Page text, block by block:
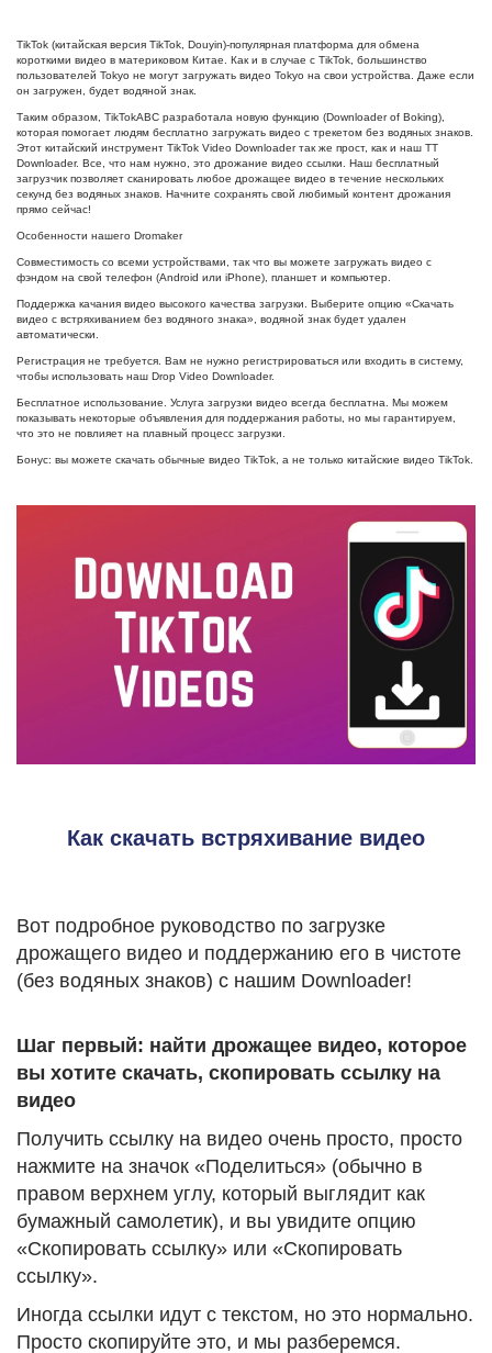
TikTok (китайская версия TikTok, Douyin)-популярная платформа для обмена
короткими видео в материковом Китае. Как и в случае с TikTok, большинство
пользователей Tokyo не могут загружать видео Tokyo на свои устройства. Даже если
он загружен, будет водяной знак.
Таким образом, TikTokABC разработала новую функцию (Downloader of Boking),
которая помогает людям бесплатно загружать видео с трекетом без водяных знаков.
Этот китайский инструмент TikTok Video Downloader так же прост, как и наш TT
Downloader. Все, что нам нужно, это дрожание видео ссылки. Наш бесплатный
загрузчик позволяет сканировать любое дрожащее видео в течение нескольких
секунд без водяных знаков. Начните сохранять свой любимый контент дрожания
прямо сейчас!
Особенности нашего Dromaker
Совместимость со всеми устройствами, так что вы можете загружать видео с
фэндом на свой телефон (Android или iPhone), планшет и компьютер.
Поддержка качания видео высокого качества загрузки. Выберите опцию «Скачать
видео с встряхиванием без водяного знака», водяной знак будет удален
автоматически.
Регистрация не требуется. Вам не нужно регистрироваться или входить в систему,
чтобы использовать наш Drop Video Downloader.
Бесплатное использование. Услуга загрузки видео всегда бесплатна. Мы можем
показывать некоторые объявления для поддержания работы, но мы гарантируем,
что это не повлияет на плавный процесс загрузки.
Бонус: вы можете скачать обычные видео TikTok, а не только китайские видео TikTok.
Как скачать встряхивание видео
Вот подробное руководство по загрузке
дрожащего видео и поддержанию его в чистоте
(без водяных знаков) с нашим Downloader!
Шаг первый: найти дрожащее видео, которое
вы хотите скачать, скопировать ссылку на
видео
Получить ссылку на видео очень просто, просто
нажмите на значок «Поделиться» (обычно в
правом верхнем углу, который выглядит как
бумажный самолетик), и вы увидите опцию
«Скопировать ссылку» или «Скопировать
ссылку».
Иногда ссылки идут с текстом, но это нормально.
Просто скопируйте это, и мы разберемся.